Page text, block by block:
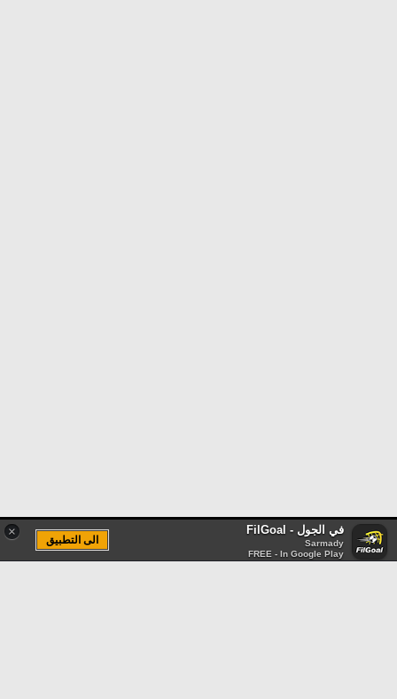
× في الجول - FilGoal
Sarmady
FREE - In Google Play
الى التطبيق